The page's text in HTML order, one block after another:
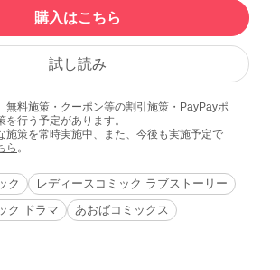
購入はこちら
試し読み
無料施策・クーポン等の割引施策・PayPayポ
を行う予定があります。
施策を常時実施中、また、今後も実施予定で
ら 。
ク
レディースコミック ラブストーリー
ク ドラマ
あおばコミックス